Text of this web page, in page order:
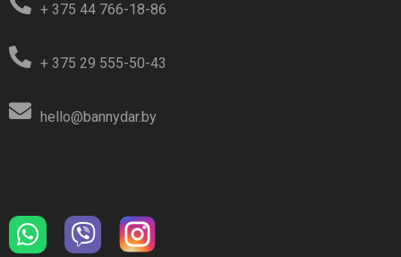
+ 375 44 766-18-86
+ 375 29 555-50-43
hello@bannydar.by